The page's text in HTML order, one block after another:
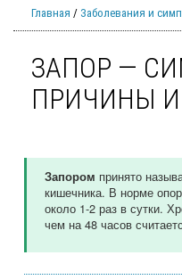
Главная / Заболевания и
ЗАПОР —
ПРИЧИНЫ
Запором принято
кишечника. В норме
около 1-2 раз в сутки.
чем на 48 часов